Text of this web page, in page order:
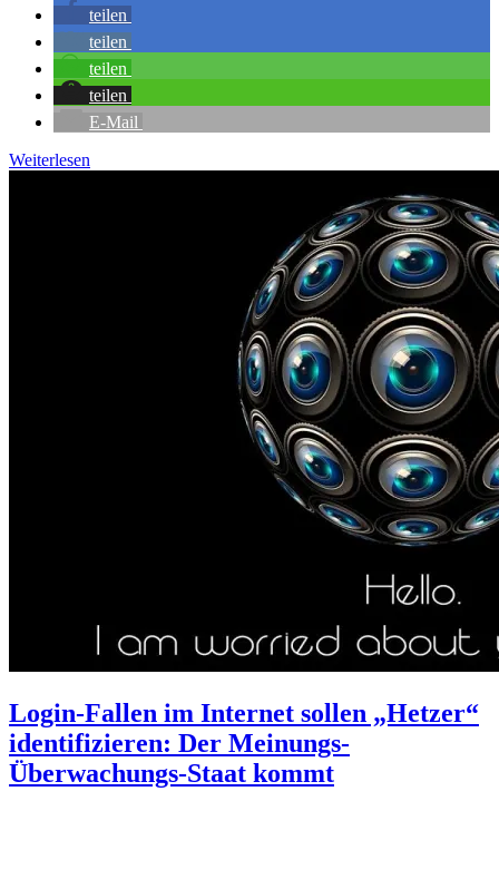
teilen
teilen
teilen
teilen
E-Mail
Weiterlesen
Login-Fallen im Internet sollen „Hetzer“
identifizieren: Der Meinungs-
Überwachungs-Staat kommt